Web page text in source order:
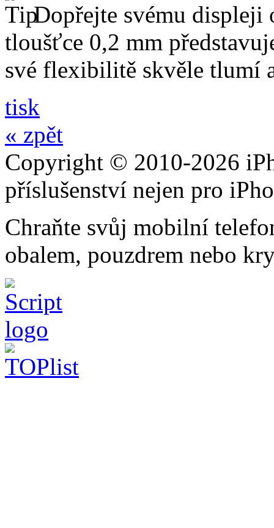
Dopřejte svému displeji
tloušťce 0,2 mm
své flexibilitě skvěle tlumí
tisk
« zpět
Copyright © 2010-2026
příslušenství nejen pro
Chraňte svůj mobilní
obalem, pouzdrem nebo